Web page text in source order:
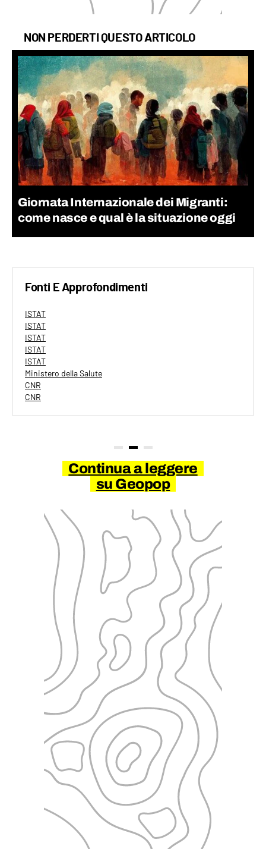
NON PERDERTI QUESTO ARTICOLO
Giornata Internazionale dei Migranti:
come nasce e qual è la situazione oggi
Fonti E Approfondimenti
ISTAT
ISTAT
ISTAT
ISTAT
ISTAT
Ministero della Salute
CNR
CNR
Continua a leggere
su Geopop